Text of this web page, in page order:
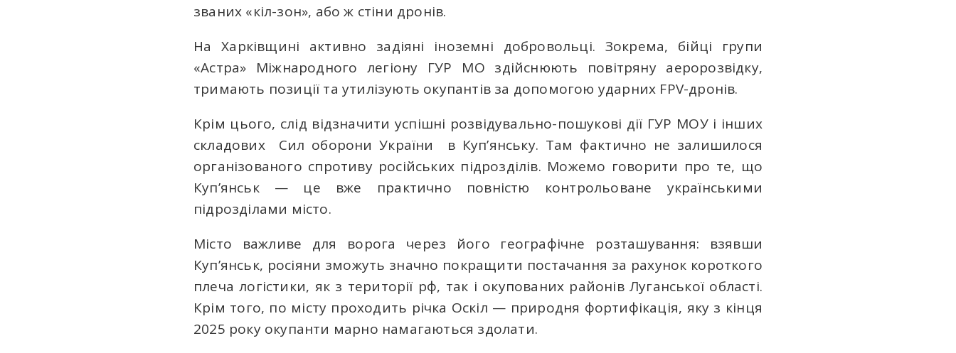
званих «кіл-зон», або ж стіни дронів.
На Харківщині активно задіяні іноземні добровольці. Зокрема, бійці групи
«Астра» Міжнародного легіону ГУР МО здійснюють повітряну аеророзвідку,
тримають позиції та утилізують окупантів за допомогою ударних FPV-дронів.
Крім цього, слід відзначити успішні розвідувально-пошукові дії ГУР МОУ і інших
складових Сил оборони України в Куп’янську. Там фактично не залишилося
організованого спротиву російських підрозділів. Можемо говорити про те, що
Куп’янськ — це вже практично повністю контрольоване українськими
підрозділами місто.
Місто важливе для ворога через його географічне розташування: взявши
Куп’янськ, росіяни зможуть значно покращити постачання за рахунок короткого
плеча логістики, як з території рф, так і окупованих районів Луганської області.
Крім того, по місту проходить річка Оскіл — природня фортифікація, яку з кінця
2025 року окупанти марно намагаються здолати.